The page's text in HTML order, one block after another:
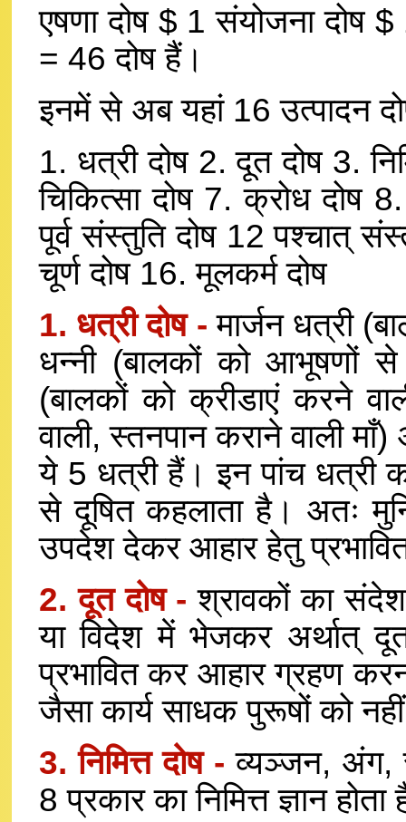
एषणा दोष $ 1 संयोजना दोष
= 46 दोष हैं।
इनमें से अब यहां 16 उत्पादन
1. धत्री दोष 2. दूत दोष 3.
चिकित्सा दोष 7. क्रोध दोष
पूर्व संस्तुति दोष 12 पश्चात्
चूर्ण दोष 16. मूलकर्म दोष
1. धत्री दोष - मार्जन धत्री
धन्नी (बालकों को आभूषणों से
(बालकों को क्रीडाएं करने
वाली, स्तनपान कराने वाली
ये 5 धत्री हैं। इन पांच धत्री
से दूषित कहलाता है। अतः
उपदेश देकर आहार हेतु
2. दूत दोष - श्रावकों का
या विदेश में भेजकर अर्थात्
प्रभावित कर आहार ग्रहण
जैसा कार्य साधक पुरूषों को
3. निमित्त दोष - व्यञ्जन, अंग,
8 प्रकार का निमित्त ज्ञान होता